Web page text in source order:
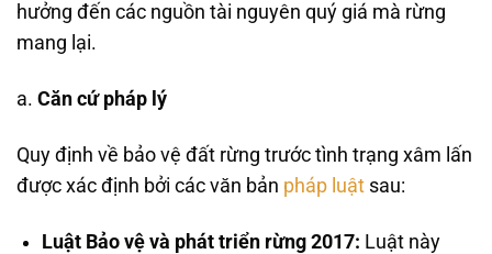
hưởng đến các nguồn tài nguyên quý giá mà rừng
mang lại.
a. Căn cứ pháp lý
Quy định về bảo vệ đất rừng trước tình trạng xâm lấn
được xác định bởi các văn bản pháp luật sau:
Luật Bảo vệ và phát triển rừng 2017: Luật này